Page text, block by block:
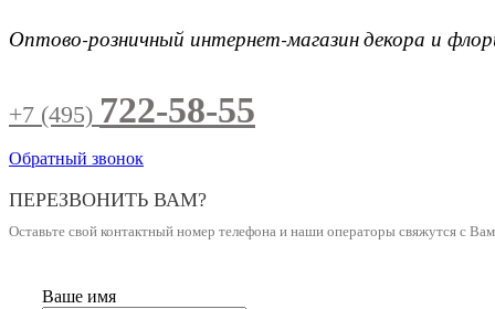
Оптово-розничный интернет-магазиндекора и
+7 (495) 722-58-55
Обратный звонок
ПЕРЕЗВОНИТЬ ВАМ?
Оставьте свой контактный номер телефона и наши операторы свяжутся с
Ваше имя